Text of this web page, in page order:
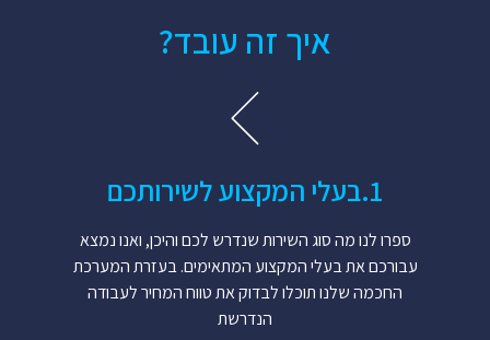
איך זה עובד?
1.​בעלי המקצוע לשירותכם​
ספרו לנו מה סוג השירות שנדרש לכם והיכן, ואנו נמצא
עבורכם את בעלי המקצוע המתאימים. בעזרת המערכת
החכמה שלנו תוכלו לבדוק את טווח המחיר לעבודה
הנדרשת